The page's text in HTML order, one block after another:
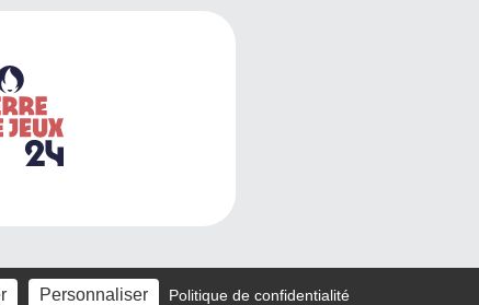
Personnaliser Politique de confidentialité